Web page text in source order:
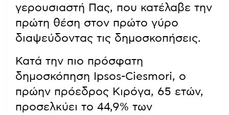
γερουσιαστή Πας, που κατέλαβε την
πρώτη θέση στον πρώτο γύρο
διαψεύδοντας τις δημοσκοπήσεις.
Κατά την πιο πρόσφατη
δημοσκόπηση Ipsos-Ciesmori, ο
πρώην πρόεδρος Κιρόγα, 65 ετών,
προσελκύει το 44,9% των